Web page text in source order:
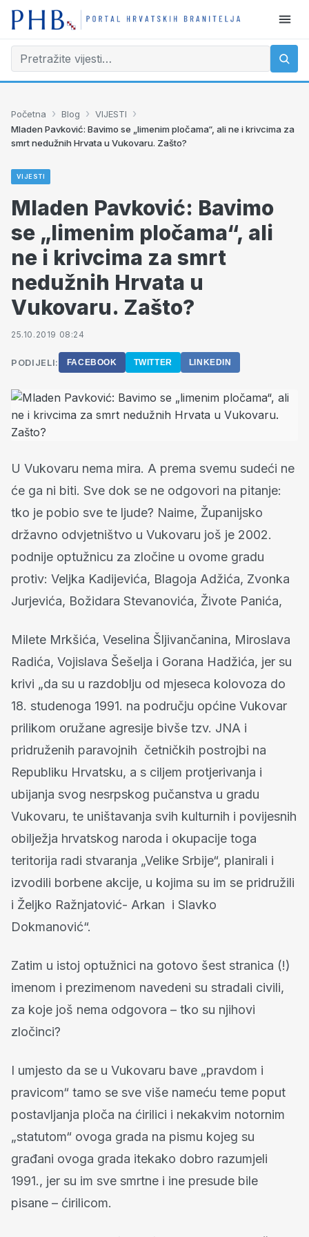
Početna › Blog › VIJESTI ›
Mladen Pavković: Bavimo se „limenim pločama“, ali ne i krivcima za
smrt nedužnih Hrvata u Vukovaru. Zašto?
VIJESTI
Mladen Pavković: Bavimo
se „limenim pločama“, ali
ne i krivcima za smrt
nedužnih Hrvata u
Vukovaru. Zašto?
25.10.2019 08:24
PODIJELI: FACEBOOK TWITTER LINKEDIN
U Vukovaru nema mira. A prema svemu sudeći ne
će ga ni biti. Sve dok se ne odgovori na pitanje:
tko je pobio sve te ljude? Naime, Županijsko
državno odvjetništvo u Vukovaru još je 2002.
podnije optužnicu za zločine u ovome gradu
protiv: Veljka Kadijevića, Blagoja Adžića, Zvonka
Jurjevića, Božidara Stevanovića, Živote Panića,
Milete Mrkšića, Veselina Šljivančanina, Miroslava
Radića, Vojislava Šešelja i Gorana Hadžića, jer su
krivi „da su u razdoblju od mjeseca kolovoza do
18. studenoga 1991. na području općine Vukovar
prilikom oružane agresije bivše tzv. JNA i
pridruženih paravojnih četničkih postrojbi na
Republiku Hrvatsku, a s ciljem protjerivanja i
ubijanja svog nesrpskog pučanstva u gradu
Vukovaru, te uništavanja svih kulturnih i povijesnih
obilježja hrvatskog naroda i okupacije toga
teritorija radi stvaranja „Velike Srbije“, planirali i
izvodili borbene akcije, u kojima su im se pridružili
i Željko Ražnjatović- Arkan i Slavko
Dokmanović“.
Zatim u istoj optužnici na gotovo šest stranica (!)
imenom i prezimenom navedeni su stradali civili,
za koje još nema odgovora – tko su njihovi
zločinci?
I umjesto da se u Vukovaru bave „pravdom i
pravicom“ tamo se sve više nameću teme poput
postavljanja ploča na ćirilici i nekakvim notornim
„statutom“ ovoga grada na pismu kojeg su
građani ovoga grada itekako dobro razumjeli
1991., jer su im sve smrtne i ine presude bile
pisane – ćirilicom.